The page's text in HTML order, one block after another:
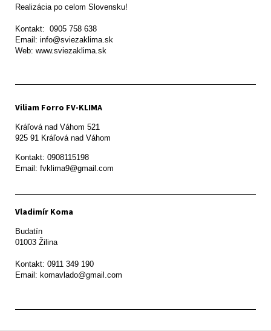
Realizácia po celom Slovensku!
Kontakt:  0905 758 638
Email: info@sviezaklima.sk
Web: www.sviezaklima.sk
Viliam Forro FV-KLIMA
Kráľová nad Váhom 521
Kontakt: 0908115198
Email: fvklima9@gmail.com
Vladimír Koma
Budatín
01003 Žilina
Kontakt: 0911 349 190